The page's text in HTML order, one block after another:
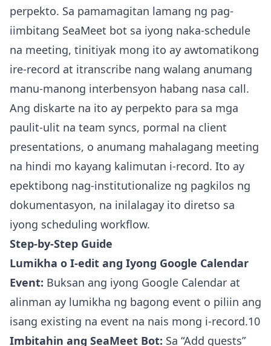
perpekto. Sa pamamagitan lamang ng pag-
iimbitang SeaMeet bot sa iyong naka-schedule
na meeting, tinitiyak mong ito ay awtomatikong
ire-record at itranscribe nang walang anumang
manu-manong interbensyon habang nasa call.
Ang diskarte na ito ay perpekto para sa mga
paulit-ulit na team syncs, pormal na client
presentations, o anumang mahalagang meeting
na hindi mo kayang kalimutan i-record. Ito ay
epektibong nag-institutionalize ng pagkilos ng
dokumentasyon, na inilalagay ito diretso sa
iyong scheduling workflow.
Step-by-Step Guide
Lumikha o I-edit ang Iyong Google Calendar
Event: Buksan ang iyong Google Calendar at
alinman ay lumikha ng bagong event o piliin ang
isang existing na event na nais mong i-record.10
Imbitahin ang SeaMeet Bot: Sa “Add guests”